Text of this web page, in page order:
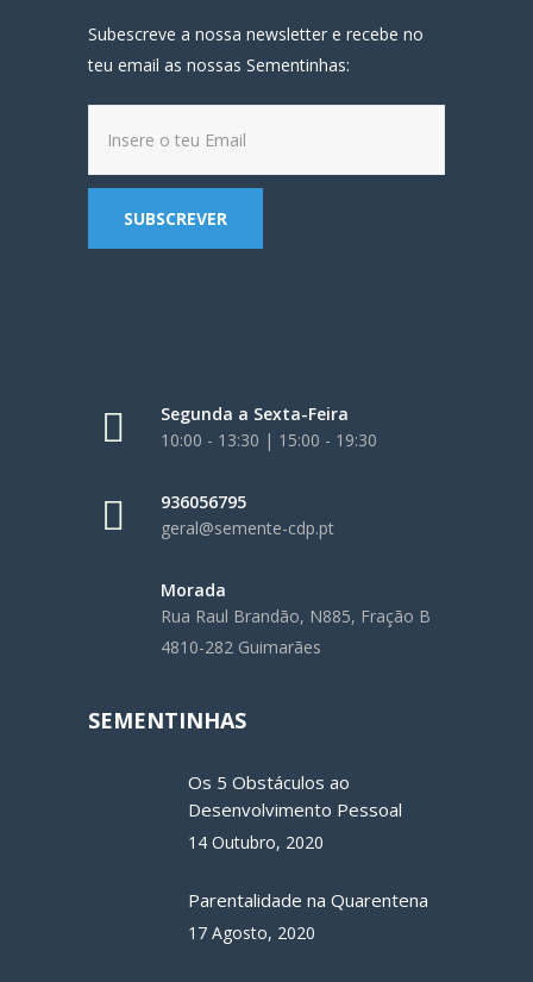
Subescreve a nossa newsletter e recebe no
teu email as nossas Sementinhas:
Segunda a Sexta-Feira
10:00 - 13:30 | 15:00 - 19:30
936056795
geral@semente-cdp.pt
Morada
Rua Raul Brandão, N885, Fração B
4810-282 Guimarães
SEMENTINHAS
Os 5 Obstáculos ao
Desenvolvimento Pessoal
14 Outubro, 2020
Parentalidade na Quarentena
17 Agosto, 2020